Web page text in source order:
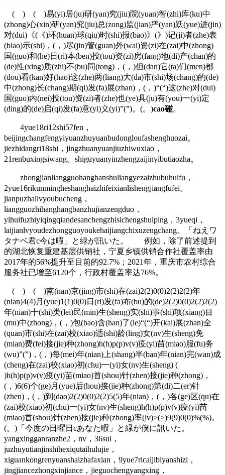
( ) ( )易(yi)居(ju)研(yan)究(jiu)院(yuan)智(zhi)库(ku)中
(zhong)心(xin)研(yan)究(jiu)总(zong)监(jian)严(yan)跃(yue)进(jin)
对(dui)《(《)环(huan)球(qiu)时(shi)报(bao)》(》)记(ji)者(zhe)表
(biao)示(shi)，(，)尽(jin)管(guan)外(wai)资(zi)在(zai)中(zhong)
国(guo)和(he)日(ri)本(ben)投(tou)资(zi)房(fang)地(di)产(chan)的
(de)性(xing)质(zhi)不(bu)同(tong)，(，)但(dan)它(ta)们(men)都
(dou)看(kan)好(hao)这(zhe)两(liang)大(da)市(shi)场(chang)的(de)
中(zhong)长(chang)期(qi)发(fa)展(zhan)，(，)“(“)这(zhe)对(dui)
国(guo)内(nei)投(tou)资(zi)者(zhe)也(ye)具(ju)有(you)一(yi)定
(ding)的(de)启(qi)发(fa)意(yi)义(yi)”(”)。(。)cao碰。
4yue18ri12shi57fen，
beijingchangfengyiyuanzhuyuanbudongloufashenghuozai。
jiezhidangri18shi，jingzhuanyuanjiuzhiwuxiao，
21renbuxingsiwang。shiguyuanyinzhengzaijinyibutiaozha。
zhongjianliangguohangbanshuliangyezaizhubuhuifu，
2yue16rikunmingheshanghaizhifeixianlishengjiangfufei。
jianpuzhailvyoubucheng，
liangguozhihanghangbanzhujianzengduo，
yihuifuzhiyiqingqiandesanchengzhisichengshuiping，3yueqi，
laijianlvyoudezhongguoyoukehaijiangchixuzengchang。「ねえワ
タナベ君c今は暇」と緑が訊いた。 例如，除了前述提到
的湖北恢复重建基层供销社，宁夏乡镇供销合作社覆盖率由
2017年的56%提升至目前的92.7%；2021年，重庆市农村综合
服务社已增至6120个，行政村覆盖率达76%。
( ) ( )南(nan)京(jing)市(shi)在(zai)2(2)0(0)2(2)2(2)年
(nian)4(4)月(yue)1(1)0(0)日(ri)发(fa)布(bu)的(de)2(2)0(0)2(2)2(2)
年(nian)十(shi)类(lei)民(min)生(sheng)实(shi)事(shi)项(xiang)目
(mu)中(zhong)，(，)包(bao)含(han)了(le)“(“)开(kai)展(zhan)全
(quan)市(shi)在(zai)校(xiao)适(shi)龄(ling)女(nv)生(sheng)免
(mian)费(fei)接(jie)种(zhong)h(h)p(p)v(v)疫(yi)苗(miao)服(fu)务
(wu)”(”)，(，)每(mei)年(nian)上(shang)半(ban)年(nian)完(wan)成
(cheng)在(zai)校(xiao)初(chu)一(yi)女(nv)生(sheng) (
)h(h)p(p)v(v)疫(yi)苗(miao)首(shou)针(zhen)接(jie)种(zhong)，
(，)6(6)个(ge)月(yue)后(hou)接(jie)种(zhong)第(di)二(er)针
(zhen)，(，)到(dao)2(2)0(0)2(2)5(5)年(nian)，(，)各(ge)区(qu)在
(zai)校(xiao)初(chu)一(yi)女(nv)生(sheng)h(h)p(p)v(v)疫(yi)苗
(miao)首(shou)针(zhen)接(jie)种(zhong)率(lv)≥(≥)9(9)0(0)%(%)。
(。)「今度の日曜日cあなた暇」と緑が僕に訊いた。
yangxingganranzhe2，nv，36sui，
juzhuyutianjinshihexiqutaihulujie，
xiguankongrenyuanshaizhafaxian，9yue7ricaijibiyanshizi，
jingjiancezhongxinjiance，jieguochengyangxing，